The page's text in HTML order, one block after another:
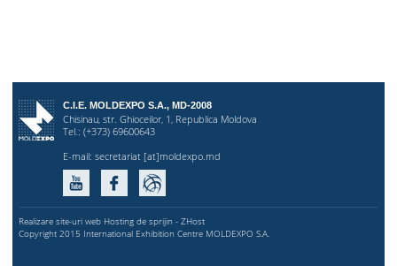
C.I.E. MOLDEXPO S.A., MD-2008
Chisinau, str. Ghioceilor, 1, Republica Moldova
Tel.: (+373) 69600643
E-mail: secretariat [at]moldexpo.md
Realizare site-uri web Hosting de sprijin - ZHost
Copyright 2015 International Exhibition Centre MOLDEXPO S.A.